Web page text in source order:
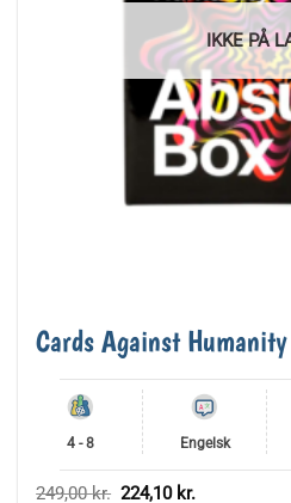
IKKE PÅ
Cards Against
4 - 8 Engelsk
249,00kr. Den
224,10 kr.